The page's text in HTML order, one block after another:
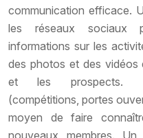
communication efficace.
les réseaux sociaux
informations sur les
des photos et des vidéos
et les prospects.
(compétitions, portes
moyen de faire
nouveaux membres.